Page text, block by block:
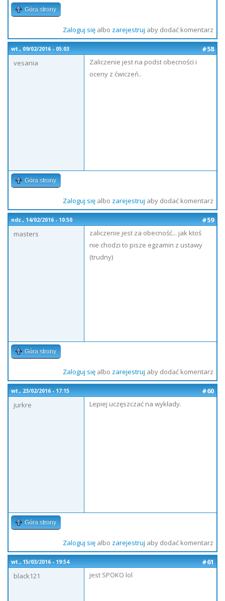
Góra strony
Zaloguj sięalbo zarejestruj aby dodać komentarz
wt., 09/02/2016 - 05:03
#58
vesania
Zaliczenie jest na podst obecności i
oceny z ćwiczeń..
Góra strony
Zaloguj sięalbo zarejestruj aby dodać komentarz
ndz., 14/02/2016 - 10:50
#59
masters
zaliczenie jest za obecność... jak ktoś
nie chodzi to pisze egzamin z ustawy
(trudny)
Góra strony
Zaloguj sięalbo zarejestruj aby dodać komentarz
wt., 23/02/2016 - 17:15
#60
jurkre
Lepiej uczęszczać na wykłady.
Góra strony
Zaloguj sięalbo zarejestruj aby dodać komentarz
wt., 15/03/2016 - 19:54
#61
black121
jest SPOKO lol